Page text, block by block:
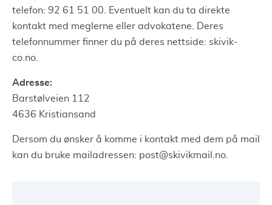
telefon: 92 61 51 00. Eventuelt kan du ta direkte
kontakt med meglerne eller advokatene. Deres
telefonnummer finner du på deres nettside: skivik-
co.no.
Adresse:
Barstølveien 112
4636 Kristiansand
Dersom du ønsker å komme i kontakt med dem på mail
kan du bruke mailadressen: post@skivikmail.no